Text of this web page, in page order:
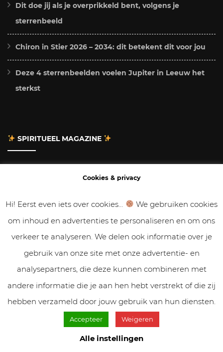
Dit doe jij als je overprikkeld bent, volgens je
sterrenbeeld
Chiron in Stier 2026 – 2034: dit betekent dit voor jou
Deze 4 sterrenbeelden voelen Jupiter in Leeuw het
sterkst
SPIRITUEEL MAGAZINE
Contact
Gastbloggen
Samenwerken
Cookiebeleid & privacy
Cookies & privacy
Hi! Eerst even iets over cookies...
We gebruiken cookies
om inhoud en advertenties te personaliseren en om ons
verkeer te analyseren. We delen ook informatie over je
gebruik van onze site met onze advertentie- en
analysepartners, die deze kunnen combineren met
andere informatie die je aan hen hebt verstrekt of die zij
hebben verzameld door jouw gebruik van hun diensten.
Accepteer Weigeren
Alle instellingen